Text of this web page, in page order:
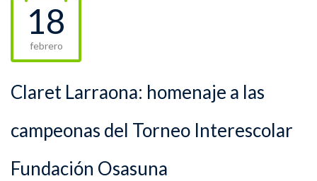
18
febrero
Claret Larraona: homenaje a las
campeonas del Torneo Interescolar
Fundación Osasuna